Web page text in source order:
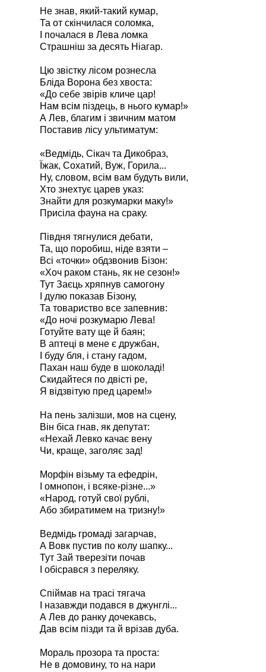
Не знав, який-такий кумар,
Та от скінчилася соломка,
І почалася в Лева ломка
Страшніш за десять Ніагар.
Цю звістку лісом рознесла
Бліда Ворона без хвоста:
«До себе звірів кличе цар!
Нам всім піздець, в нього кумар!»
А Лев, благим і звичним матом
Поставив лісу ультиматум:
«Ведмідь, Сікач та Дикобраз,
Їжак, Сохатий, Вуж, Горила...
Ну, словом, всім вам будуть вили,
Хто знехтує царев указ:
Знайти для розкумарки маку!»
Присіла фауна на сраку.
Півдня тягнулися дебати,
Та, що поробиш, ніде взяти –
Всі «точки» обдзвонив Бізон:
«Хоч раком стань, як не сезон!»
Тут Заєць хряпнув самогону
І дулю показав Бізону,
Та товариство все запевнив:
«До ночі розкумарю Лева!
Готуйте вату ще й баян;
В аптеці в мене є дружбан,
І буду бля, і стану гадом,
Пахан наш буде в шоколаді!
Скидайтеся по двісті ре,
Я відзвітую пред царем!»
На пень залізши, мов на сцену,
Він біса гнав, як депутат:
«Нехай Левко качає вену
Чи, краще, заголяє зад!
Морфін візьму та ефедрін,
І омнопон, і всяке-різне...»
«Народ, готуй свої рублі,
Або збиратимем на тризну!»
Ведмідь громаді загарчав,
А Вовк пустив по колу шапку...
Тут Зай тверезіти почав
І обісрався з переляку.
Спіймав на трасі тягача
І назавжди подався в джунглі...
А Лев до ранку дочекавсь,
Дав всім пізди та й врізав дуба.
Мораль прозора та проста:
Не в домовину, то на нари